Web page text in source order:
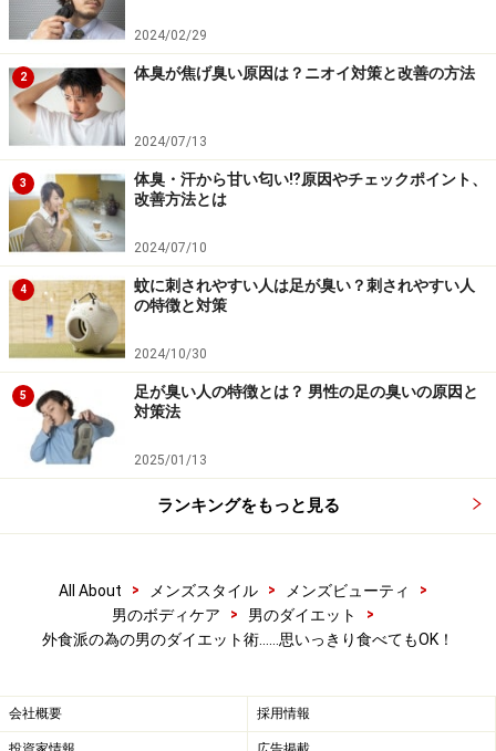
「P（プロテイン）＞F（ファット）＞C（カーボ）」
外食時のメニュー選びには、この公式を心掛けると良い
でしょう。
お店は「焼き鳥、焼肉、海鮮居酒屋」がオ
ススメ
今流行りの海鮮居酒屋は、ヘルシーで高タンパクな食材が選
べる。提供:123RF
このPFCバランスを実行しやすいレストランは、単品
特に和食系の居酒屋には、高タンパクで低糖質のメニュ
ーがいっぱいですし、行くお店に迷ったら、焼き鳥屋さ
んか、焼き肉屋さんを選べば大丈夫！もし、定食しかな
カロリーが高めの中華料理屋さんも、チャーハンやラー
2024/02/29
2 体臭が焦げ臭い原因は？ニオイ対策と改善の方法
2024/07/13
3
体臭・汗から甘い匂い⁉原因やチェックポイント、
改善方法とは
2024/07/10
4
蚊に刺されやすい人は足が臭い？刺されやすい人
の特徴と対策
2024/10/30
5
足が臭い人の特徴とは？ 男性の足の臭いの原因と
対策法
2025/01/13
ランキングをもっと見る
All About > メンズスタイル > メンズビューティ
>
男のボディケア
> 男のダイエット
>
外食派の為の男のダイエット術……思いっきり食べてもOK！
会社概要 採用情報